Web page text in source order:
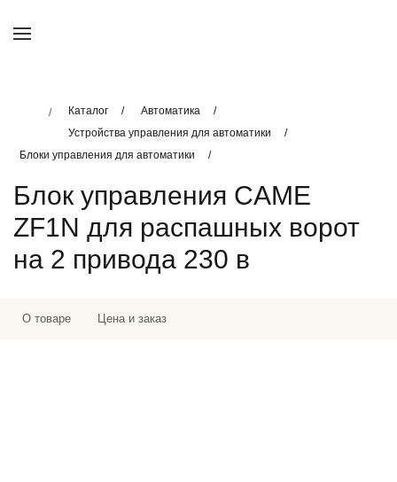
Каталог
Автоматика
Устройства управления для автоматики
Блоки управления для автоматики
Блок управления CAME
ZF1N для распашных ворот
на 2 привода 230 в
О товаре Цена и заказ